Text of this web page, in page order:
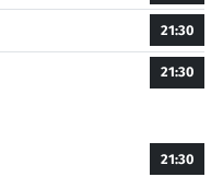
21:30
21:30
21:30